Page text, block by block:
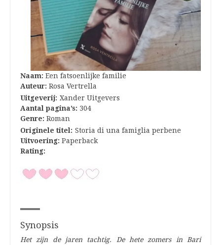
Naam: Een fatsoenlijke familie
Auteur: Rosa Vertrella
Uitgeverij: Xander Uitgevers
Aantal pagina’s: 304
Genre: Roman
Originele titel: Storia di una famiglia perbene
Uitvoering: Paperback
Rating:
Synopsis
Het zijn de jaren tachtig. De hete zomers in Bari